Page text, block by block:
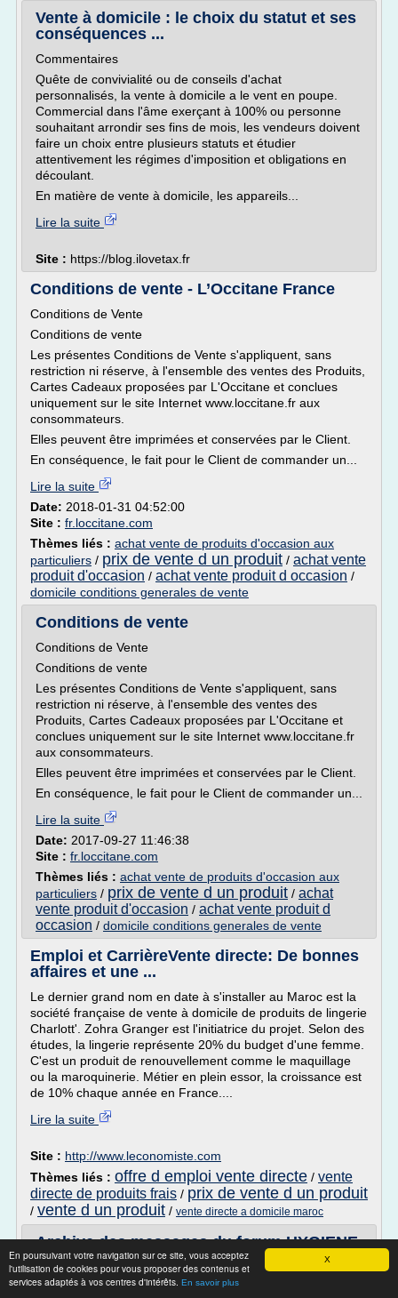
X
En poursuivant votre navigation sur ce site, vous acceptez
l'utilisation de cookies pour vous proposer des contenus et
services adaptés à vos centres d'intérêts. En savoir plus
Vente à domicile : le choix du statut et ses
conséquences ...
Commentaires
Quête de convivialité ou de conseils d'achat
personnalisés, la vente à domicile a le vent en poupe.
Commercial dans l'âme exerçant à 100% ou personne
souhaitant arrondir ses fins de mois, les vendeurs doivent
faire un choix entre plusieurs statuts et étudier
attentivement les régimes d'imposition et obligations en
découlant.
En matière de vente à domicile, les appareils...
Lire la suite
Site : https://blog.ilovetax.fr
Conditions de vente - L’Occitane France
Conditions de Vente
Conditions de vente
Les présentes Conditions de Vente s'appliquent, sans
restriction ni réserve, à l'ensemble des ventes des Produits,
Cartes Cadeaux proposées par L'Occitane et conclues
uniquement sur le site Internet www.loccitane.fr aux
consommateurs.
Elles peuvent être imprimées et conservées par le Client.
En conséquence, le fait pour le Client de commander un...
Lire la suite
Date: 2018-01-31 04:52:00
Site : fr.loccitane.com
Thèmes liés : achat vente de produits d'occasion aux
particuliers / prix de vente d un produit / achat vente
produit d'occasion / achat vente produit d occasion /
domicile conditions generales de vente
Conditions de vente
Conditions de Vente
Conditions de vente
Les présentes Conditions de Vente s'appliquent, sans
restriction ni réserve, à l'ensemble des ventes des
Produits, Cartes Cadeaux proposées par L'Occitane et
conclues uniquement sur le site Internet www.loccitane.fr
aux consommateurs.
Elles peuvent être imprimées et conservées par le Client.
En conséquence, le fait pour le Client de commander un...
Lire la suite
Date: 2017-09-27 11:46:38
Site : fr.loccitane.com
Thèmes liés : achat vente de produits d'occasion aux
particuliers / prix de vente d un produit / achat
vente produit d'occasion / achat vente produit d
occasion / domicile conditions generales de vente
Emploi et CarrièreVente directe: De bonnes
affaires et une ...
Le dernier grand nom en date à s'installer au Maroc est la
société française de vente à domicile de produits de lingerie
Charlott'. Zohra Granger est l'initiatrice du projet. Selon des
études, la lingerie représente 20% du budget d'une femme.
C'est un produit de renouvellement comme le maquillage
ou la maroquinerie. Métier en plein essor, la croissance est
de 10% chaque année en France....
Lire la suite
Site : http://www.leconomiste.com
Thèmes liés : offre d emploi vente directe / vente
directe de produits frais / prix de vente d un produit
/ vente d un produit / vente directe a domicile maroc
Archive des messages du forum HYGIENE
concernant la chaîne ...
sachez ce que vous mangez - dans l'armoire à provisions